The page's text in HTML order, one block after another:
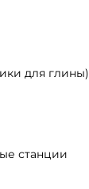
для глины)
станции